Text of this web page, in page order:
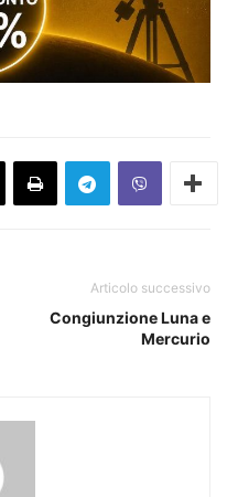
Articolo successivo
Congiunzione Luna e
Mercurio